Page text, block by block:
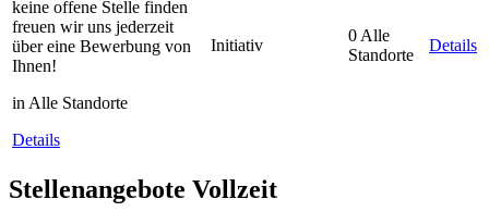
keine offene Stelle finden
freuen wir uns jederzeit
über eine Bewerbung von
Ihnen!
in Alle Standorte
Details
Initiativ
0 Alle
Standorte
Details
Stellenangebote Vollzeit